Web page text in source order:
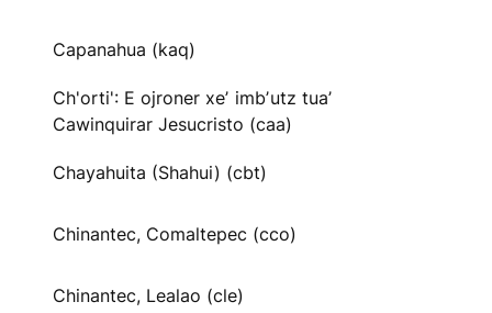
Capanahua (kaq)
Ch'orti': E ojroner xeʼ imbʼutz tuaʼ
Cawinquirar Jesucristo (caa)
Chayahuita (Shahui) (cbt)
Chinantec, Comaltepec (cco)
Chinantec, Lealao (cle)